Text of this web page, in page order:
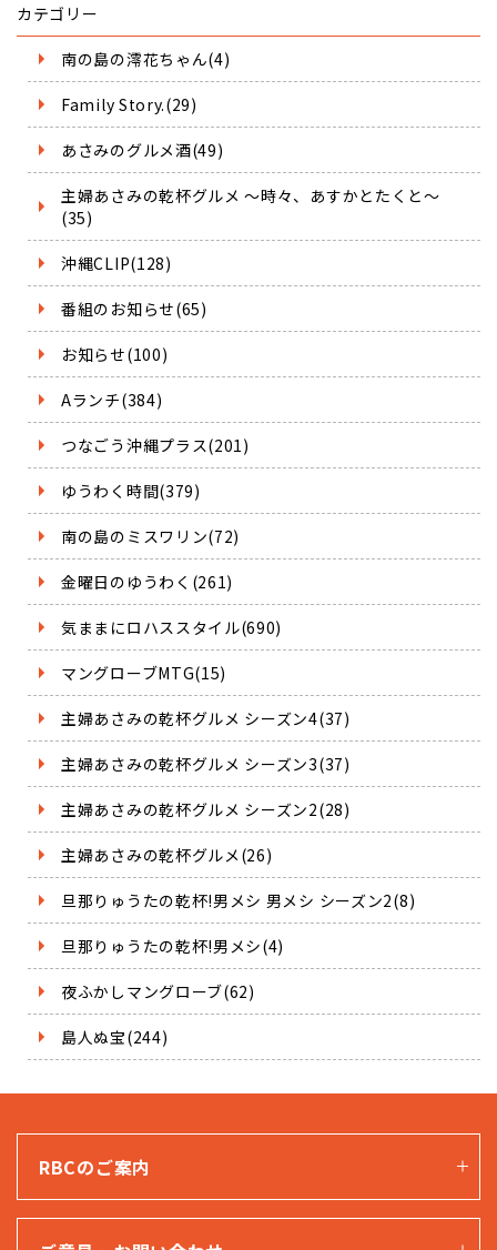
カテゴリー
南の島の澪花ちゃん(4)
Family Story.(29)
あさみのグルメ酒(49)
主婦あさみの乾杯グルメ ～時々、あすかとたくと～
(35)
沖縄CLIP(128)
番組のお知らせ(65)
お知らせ(100)
Aランチ(384)
つなごう沖縄プラス(201)
ゆうわく時間(379)
南の島のミスワリン(72)
金曜日のゆうわく(261)
気ままにロハススタイル(690)
マングローブMTG(15)
主婦あさみの乾杯グルメ シーズン4(37)
主婦あさみの乾杯グルメ シーズン3(37)
主婦あさみの乾杯グルメ シーズン2(28)
主婦あさみの乾杯グルメ(26)
旦那りゅうたの乾杯!男メシ 男メシ シーズン2(8)
旦那りゅうたの乾杯!男メシ(4)
夜ふかしマングローブ(62)
島人ぬ宝(244)
RBCのご案内